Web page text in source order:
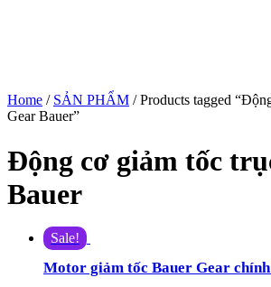
Home / SẢN PHẨM / Products tagged
Gear Bauer”
Động cơ giảm tốc
Bauer
Sale!
Motor giảm tốc Bauer Gear